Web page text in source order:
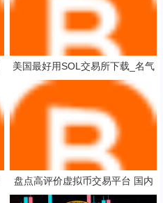
美国最好用SOL交易所下载_名气
最大的虚拟货币浏览器安卓排行榜
盘点高评价虚拟币交易平台 国内
虚拟币交易app排行榜